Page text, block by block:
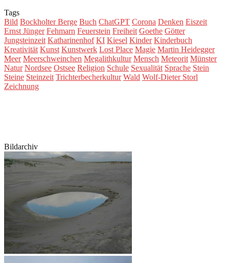
Tags
Bild Bockholter Berge Buch ChatGPT Corona Denken Eiszeit
Ernst Jünger Fehmarn Feuerstein Freiheit Goethe Götter
Jungsteinzeit Katharinenhof KI Kiesel Kinder Kinderbuch
Kreativität Kunst Kunstwerk Lost Place Magie Martin Heidegger
Meer Meerschweinchen Megalithkultur Mensch Meteorit Münster
Natur Nordsee Ostsee Religion Schule Sexualität Sprache Stein
Steine Steinzeit Trichterbecherkultur Wald Wolf-Dieter Storl
Zeichnung
Bildarchiv